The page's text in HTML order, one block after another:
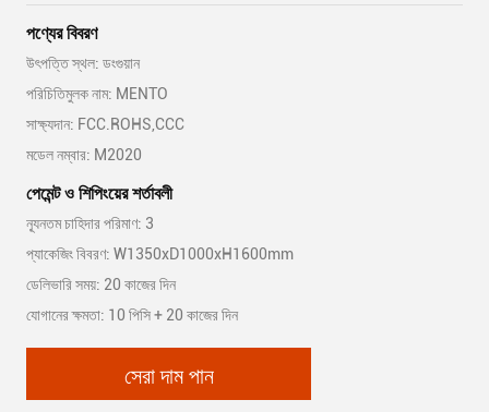
পণ্যের বিবরণ
উৎপত্তি স্থল: ডংগুয়ান
পরিচিতিমুলক নাম: MENTO
সাক্ষ্যদান: FCC.ROHS,CCC
মডেল নম্বার: M2020
পেমেন্ট ও শিপিংয়ের শর্তাবলী
ন্যূনতম চাহিদার পরিমাণ: 3
প্যাকেজিং বিবরণ: W1350xD1000xH1600mm
ডেলিভারি সময়: 20 কাজের দিন
যোগানের ক্ষমতা: 10 পিসি + 20 কাজের দিন
সেরা দাম পান